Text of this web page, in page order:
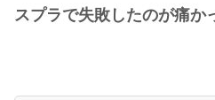
スプラで失敗したのが痛か